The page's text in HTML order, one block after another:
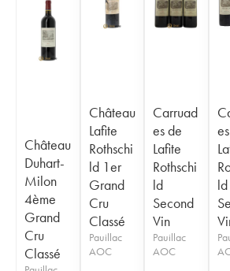
Château
Duhart-
Milon
4ème
Grand
Cru
Classé
Château
Lafite
Rothschi
ld 1er
Grand
Cru
Classé
Pauillac
AOC
Carruad
es de
Lafite
Rothschi
ld
Second
Vin
Pauillac
AOC
ld